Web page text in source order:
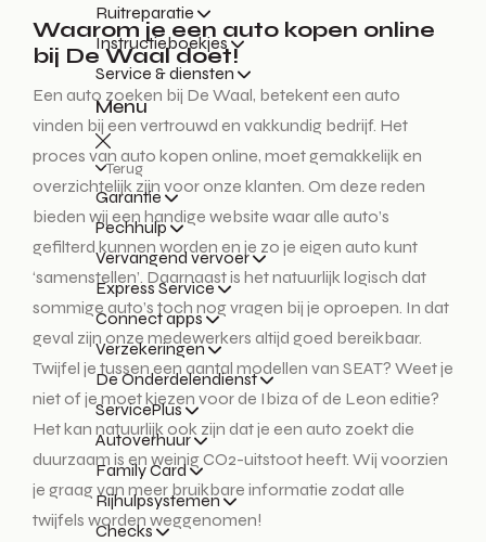
Ruitreparatie
Instructieboekjes
Service & diensten
Menu
Terug
Garantie
Pechhulp
Vervangend vervoer
Express Service
Connect apps
Verzekeringen
De Onderdelendienst
ServicePlus
Autoverhuur
Family Card
Rijhulpsystemen
Checks
Waarom je een auto kopen online
bij De Waal doet!
Een auto zoeken bij De Waal, betekent een auto
vinden bij een vertrouwd en vakkundig bedrijf. Het
proces van auto kopen online, moet gemakkelijk en
overzichtelijk zijn voor onze klanten. Om deze reden
bieden wij een handige website waar alle auto’s
gefilterd kunnen worden en je zo je eigen auto kunt
‘samenstellen’. Daarnaast is het natuurlijk logisch dat
sommige auto’s toch nog vragen bij je oproepen. In dat
geval zijn onze medewerkers altijd goed bereikbaar.
Twijfel je tussen een aantal modellen van SEAT? Weet je
niet of je moet kiezen voor de Ibiza of de Leon editie?
Het kan natuurlijk ook zijn dat je een auto zoekt die
duurzaam is en weinig CO2-uitstoot heeft. Wij voorzien
je graag van meer bruikbare informatie zodat alle
twijfels worden weggenomen!